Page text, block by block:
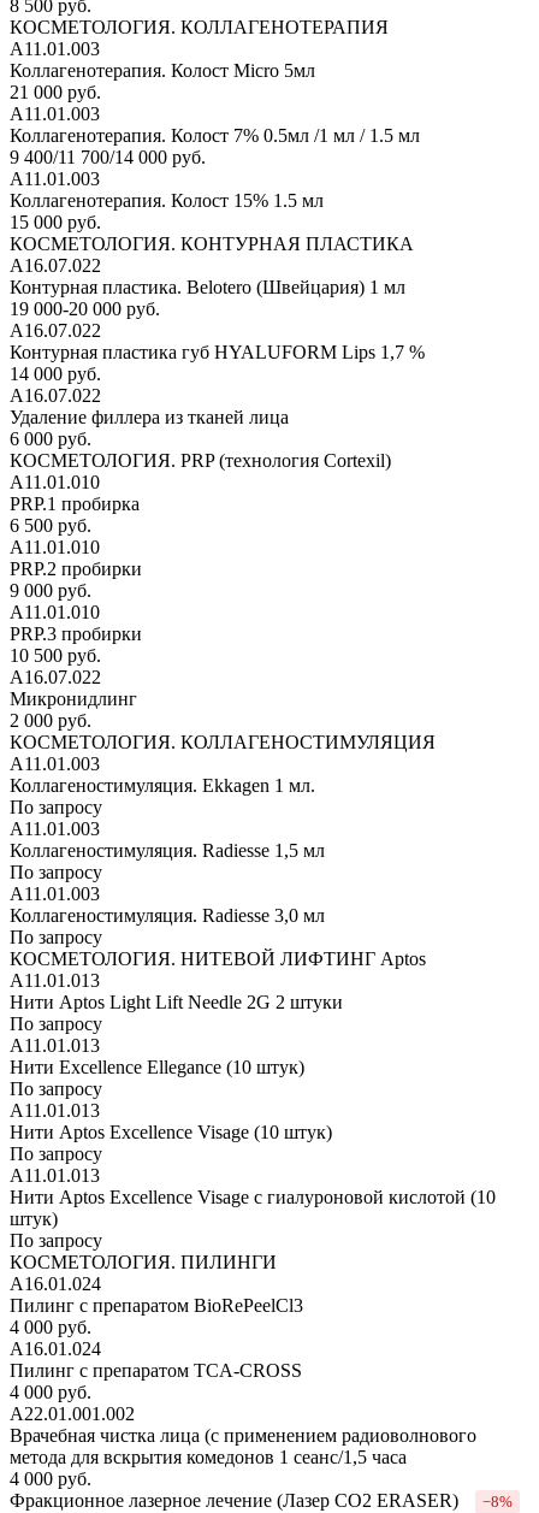
8 500 руб.
КОСМЕТОЛОГИЯ. КОЛЛАГЕНОТЕРАПИЯ
А11.01.003
Коллагенотерапия. Колост Micro 5мл
21 000 руб.
А11.01.003
Коллагенотерапия. Колост 7% 0.5мл /1 мл / 1.5 мл
9 400/11 700/14 000 руб.
А11.01.003
Коллагенотерапия. Колост 15% 1.5 мл
15 000 руб.
КОСМЕТОЛОГИЯ. КОНТУРНАЯ ПЛАСТИКА
А16.07.022
Контурная пластика. Belotero (Швейцария) 1 мл
19 000-20 000 руб.
А16.07.022
Контурная пластика губ HYALUFORM Lips 1,7 %
14 000 руб.
А16.07.022
Удаление филлера из тканей лица
6 000 руб.
КОСМЕТОЛОГИЯ. PRP (технология Cortexil)
А11.01.010
PRP.1 пробирка
6 500 руб.
А11.01.010
PRP.2 пробирки
9 000 руб.
А11.01.010
PRP.3 пробирки
10 500 руб.
А16.07.022
Микронидлинг
2 000 руб.
КОСМЕТОЛОГИЯ. КОЛЛАГЕНОСТИМУЛЯЦИЯ
А11.01.003
Коллагеностимуляция. Ekkagen 1 мл.
По запросу
А11.01.003
Коллагеностимуляция. Radiesse 1,5 мл
По запросу
А11.01.003
Коллагеностимуляция. Radiesse 3,0 мл
По запросу
КОСМЕТОЛОГИЯ. НИТЕВОЙ ЛИФТИНГ Aptos
А11.01.013
Нити Aptos Light Lift Needle 2G 2 штуки
По запросу
А11.01.013
Нити Excellence Ellegance (10 штук)
По запросу
А11.01.013
Нити Aptos Excellence Visage (10 штук)
По запросу
А11.01.013
Нити Aptos Excellence Visage с гиалуроновой кислотой (10
штук)
По запросу
КОСМЕТОЛОГИЯ. ПИЛИНГИ
А16.01.024
Пилинг с препаратом BioRePeelCl3
4 000 руб.
А16.01.024
Пилинг с препаратом TCA-CROSS
4 000 руб.
А22.01.001.002
Врачебная чистка лица (с применением радиоволнового
метода для вскрытия комедонов 1 сеанс/1,5 часа
4 000 руб.
Фракционное лазерное лечение (Лазер СО2 ERASER)
−8%